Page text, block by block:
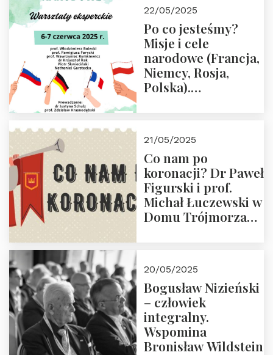
22/05/2025
Po co jesteśmy?
Misje i cele
narodowe (Francja,
Niemcy, Rosja,
Polska).
Zapraszamy do
zapisów.
21/05/2025
Co nam po
koronacji? Dr Paweł
Figurski i prof.
Michał Łuczewski w
Domu Trójmorza
20/05/2025
Bogusław Nizieński
– człowiek
integralny.
Wspomina
Bronisław Wildstein